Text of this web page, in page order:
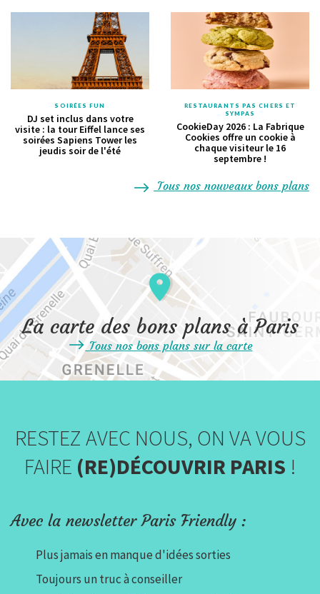
SOIRÉES FUN
DJ set inclus dans votre
visite : la tour Eiffel lance ses
soirées Sapiens Tower les
jeudis soir de l'été
RESTAURANTS PAS CHERS ET
SYMPAS
CookieDay 2026 : La Fabrique
Cookies offre un cookie à
chaque visiteur le 16
septembre !
Tous nos nouveaux bons plans
La carte des bons plans à Paris
Tous nos bons plans sur la carte
RESTEZ AVEC NOUS, ON VA VOUS
FAIRE (RE)DÉCOUVRIR PARIS !
Avec la newsletter Paris Friendly :
Plus jamais en manque d'idées sorties
Toujours un truc à conseiller